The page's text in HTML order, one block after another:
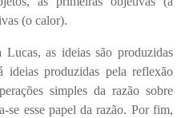
(o calor).
as ideias são produzidas
ideias produzidas pela reflexão
simples da razão sobre
se esse papel da razão. Por fim,